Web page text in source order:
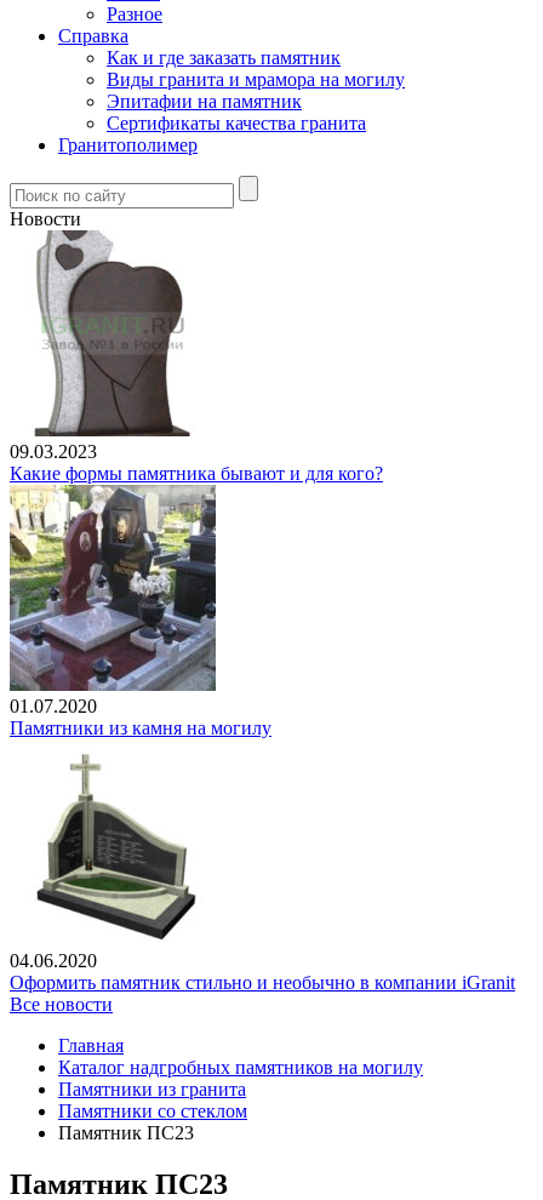
Разное
Справка
Как и где заказать памятник
Виды гранита и мрамора на могилу
Эпитафии на памятник
Сертификаты качества гранита
Гранитополимер
Новости
09.03.2023
Какие формы памятника бывают и для кого?
01.07.2020
Памятники из камня на могилу
04.06.2020
Оформить памятник стильно и необычно в компании iGranit
Все новости
Главная
Каталог надгробных памятников на могилу
Памятники из гранита
Памятники со стеклом
Памятник ПС23
Памятник ПС23